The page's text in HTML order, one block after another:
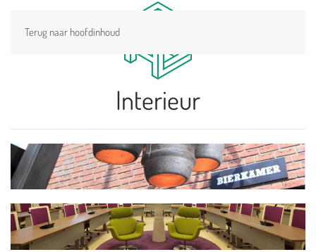
Terug naar hoofdinhoud
Interieur